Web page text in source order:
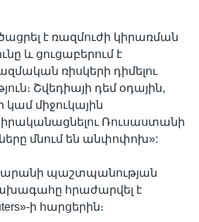
է ռազմուժի կիրառման
և ցուցաբերում է
ռիսկերի դիմելու
Շվեդիայի դեմ օդային,
կամ միջուկային
իրականացնելու Ռուսաստանի
մնում են անփոփոխ»:
պաշտպանության
հրաժարվել է
ի հարցերին։